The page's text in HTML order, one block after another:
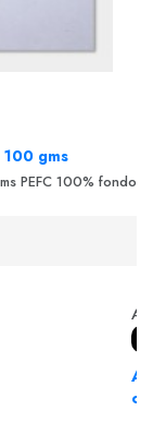
gms
PEFC 100% fondo